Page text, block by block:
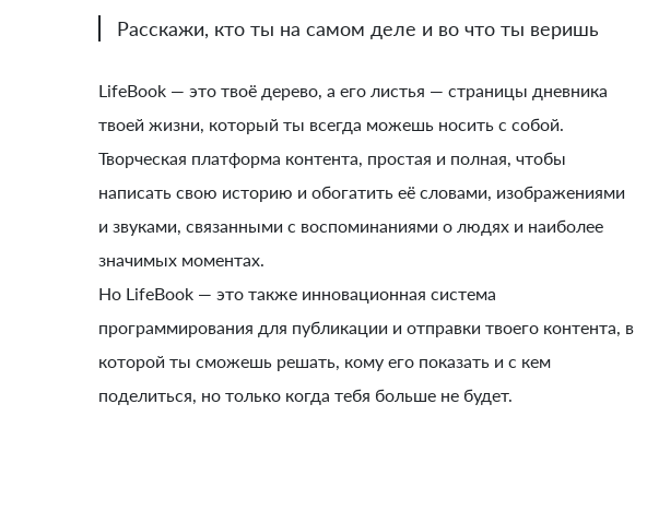
Расскажи, кто ты на самом деле и во что ты веришь
LifeBook — это твоё дерево, а его листья — страницы дневника
твоей жизни, который ты всегда можешь носить с собой.
Творческая платформа контента, простая и полная, чтобы
написать свою историю и обогатить её словами, изображениями
и звуками, связанными с воспоминаниями о людях и наиболее
значимых моментах.
Но LifeBook — это также инновационная система
программирования для публикации и отправки твоего контента, в
которой ты сможешь решать, кому его показать и с кем
поделиться, но только когда тебя больше не будет.